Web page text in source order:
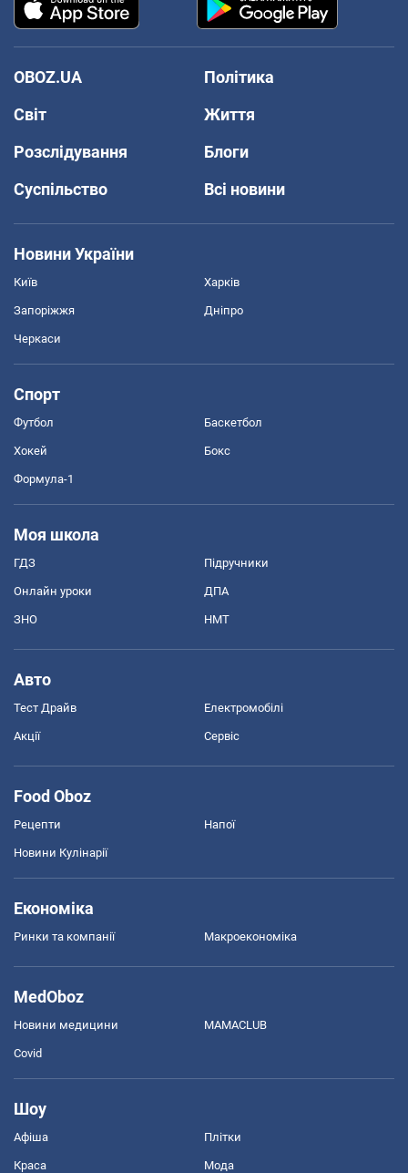
OBOZ.UA
Політика
Світ
Життя
Розслідування
Блоги
Суспільство
Всі новини
Новини України
Київ Харків
Запоріжжя Дніпро
Черкаси
Спорт
Футбол Баскетбол
Хокей Бокс
Формула-1
Моя школа
ГДЗ Підручники
Онлайн уроки ДПА
ЗНО НМТ
Авто
Тест Драйв Електромобілі
Акції Сервіс
Food Oboz
Рецепти Напої
Новини Кулінарії
Економіка
Ринки та компанії Макроекономіка
MedOboz
Новини медицини MAMACLUB
Covid
Шоу
Афіша Плітки
Краса Мода